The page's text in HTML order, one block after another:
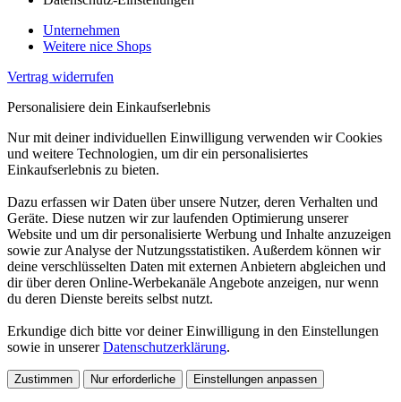
Unternehmen
Weitere nice Shops
Vertrag widerrufen
Personalisiere dein Einkaufserlebnis
Nur mit deiner individuellen Einwilligung verwenden wir Cookies
und weitere Technologien, um dir ein personalisiertes
Einkaufserlebnis zu bieten.
Dazu erfassen wir Daten über unsere Nutzer, deren Verhalten und
Geräte. Diese nutzen wir zur laufenden Optimierung unserer
Website und um dir personalisierte Werbung und Inhalte anzuzeigen
sowie zur Analyse der Nutzungsstatistiken. Außerdem können wir
deine verschlüsselten Daten mit externen Anbietern abgleichen und
dir über deren Online-Werbekanäle Angebote anzeigen, nur wenn
du deren Dienste bereits selbst nutzt.
Erkundige dich bitte vor deiner Einwilligung in den Einstellungen
sowie in unsererDatenschutzerklärung.
Zustimmen Nur erforderliche Einstellungen anpassen